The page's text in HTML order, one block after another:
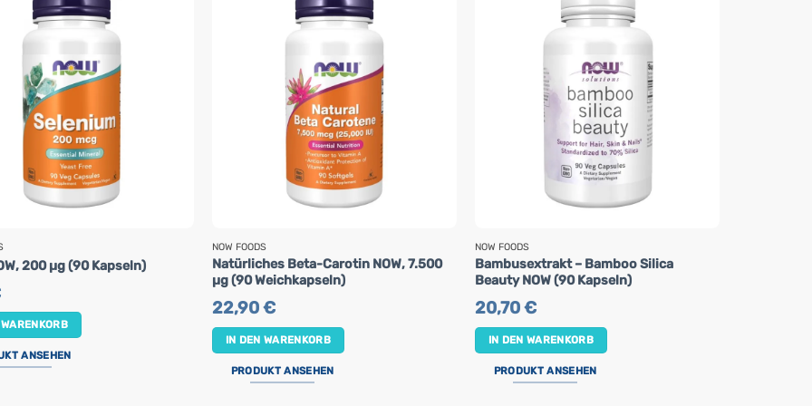
200 µg (90 Kapseln)
ANSEHEN
NOW FOODS
Natürliches Beta-Carotin NOW, 7.500
µg (90 Weichkapseln)
22,90€
IN DEN WARENKORB
PRODUKT ANSEHEN
NOW FOODS
Bambusextrakt – Bamboo Silica
Beauty NOW (90 Kapseln)
20,70€
IN DEN WARENKORB
PRODUKT ANSEHEN